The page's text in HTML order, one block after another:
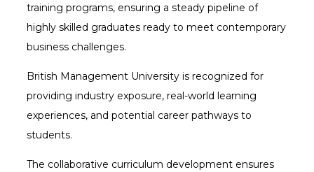
training programs, ensuring a steady pipeline of
highly skilled graduates ready to meet contemporary
business challenges.
British Management University is recognized for
providing industry exposure, real-world learning
experiences, and potential career pathways to
students.
The collaborative curriculum development ensures